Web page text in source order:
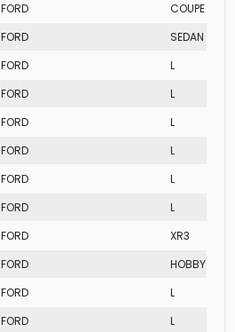
FORD
COUPE LUXO
FORD
SEDAN
FORD
L
FORD
L
FORD
L
FORD
L
FORD
L
FORD
L
FORD
XR3
FORD
HOBBY
FORD
L
FORD
L